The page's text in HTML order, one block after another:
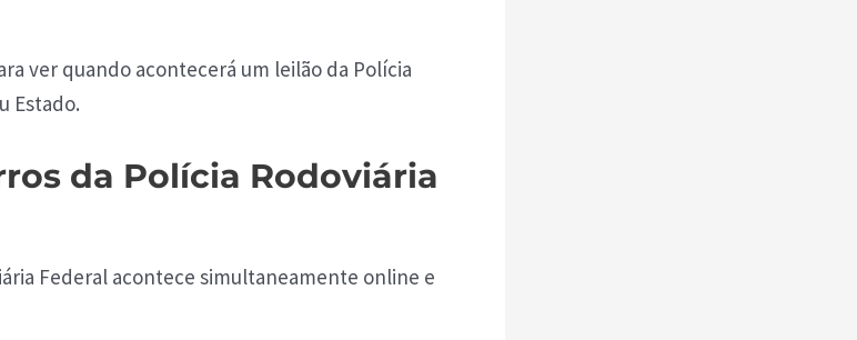
ver quando acontecerá um leilão da Polícia
Estado.
da Polícia Rodoviária
Federal acontece simultaneamente online e